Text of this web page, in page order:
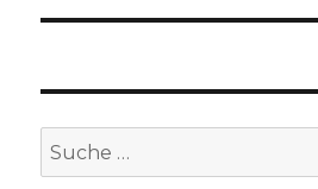
Suche
nach: